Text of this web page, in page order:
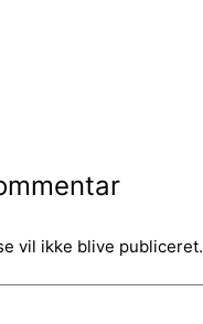
vil ikke blive publiceret.